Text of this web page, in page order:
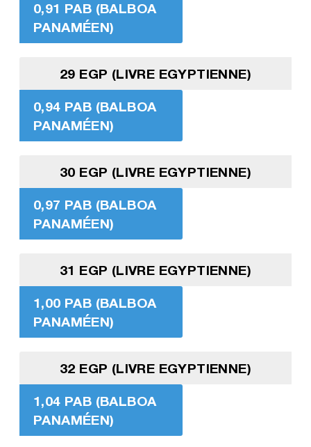
0,91 PAB (BALBOA
PANAMÉEN)
29 EGP (LIVRE EGYPTIENNE)
0,94 PAB (BALBOA
PANAMÉEN)
30 EGP (LIVRE EGYPTIENNE)
0,97 PAB (BALBOA
PANAMÉEN)
31 EGP (LIVRE EGYPTIENNE)
1,00 PAB (BALBOA
PANAMÉEN)
32 EGP (LIVRE EGYPTIENNE)
1,04 PAB (BALBOA
PANAMÉEN)